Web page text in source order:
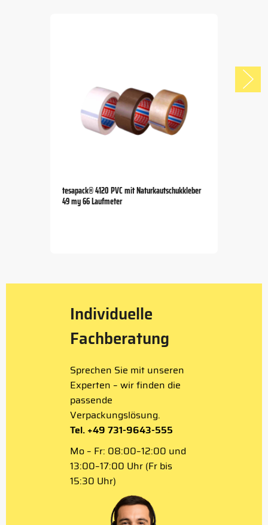
tesapack® 4120 PVC mit Naturkautschukkleber
49 my 66 Laufmeter
Individuelle
Fachberatung
Sprechen Sie mit unseren
Experten – wir finden die
passende
Verpackungslösung.
Tel. +49 731-9643-555
Mo – Fr: 08:00–12:00 und
13:00–17:00 Uhr (Fr bis
15:30 Uhr)